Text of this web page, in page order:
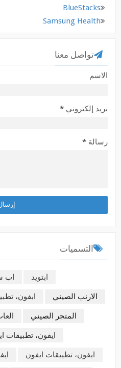
BlueStacks
Samsung Health
تواصل معنا
الاسم
بريد إلكتروني *
رسالة *
التسميات
اب ابتويد
ابفون، الارنب الصيني
المتجر الصيني
ايفون، تطبيقات
ايفون، تطيبقات ايفون